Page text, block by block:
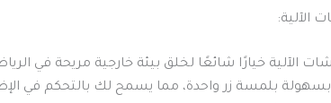
الآلية خيارًا شائعًا لخلق بيئة خارجية مريحة في
بسهولة بلمسة زر واحدة، مما يسمح لك بالتحكم في